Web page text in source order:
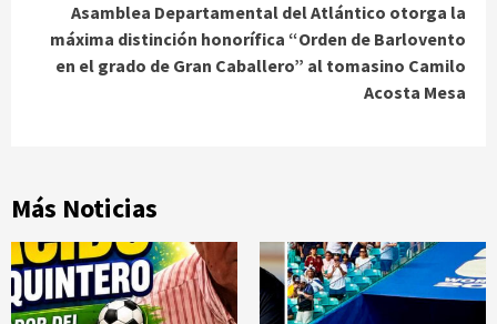
Asamblea Departamental del Atlántico otorga la
máxima distinción honorífica “Orden de Barlovento
en el grado de Gran Caballero” al tomasino Camilo
Acosta Mesa
Más Noticias